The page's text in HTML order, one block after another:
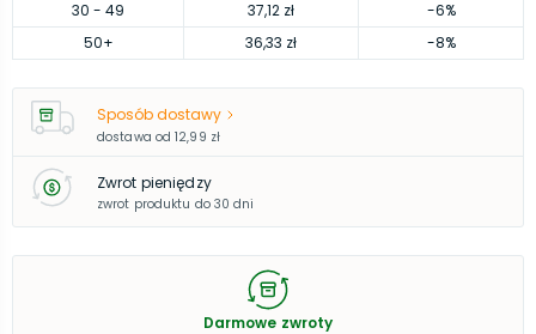
30 - 49 37,12 zł
-6%
50+ 36,33 zł -8%
Sposób dostawy
dostawa od 12,99 zł
Zwrot pieniędzy
zwrot produktu do 30 dni
Darmowe zwroty